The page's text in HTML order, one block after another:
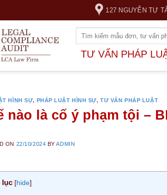
127 NGUYỄN TỰ
TƯ VẤN PHÁP
HÌNH SỰ, PHÁP LUẬT HÌNH SỰ,TƯ VẤN PHÁP LUẬT
nào là cố ý phạm tội –
ON 22/10/2024 BYADMIN
lục [hide]